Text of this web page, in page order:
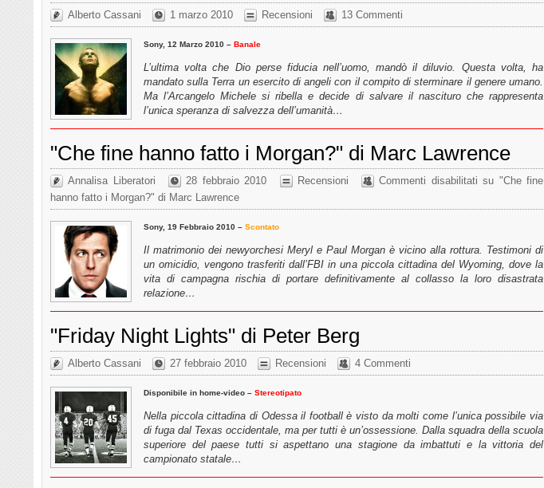
Alberto Cassani 1 marzo 2010 Recensioni 13 Commenti
Sony, 12 Marzo 2010 – Banale
L’ultima volta che Dio perse fiducia nell’uomo, mandò il diluvio. Questa volta, ha
mandato sulla Terra un esercito di angeli con il compito di sterminare il genere umano.
Ma l’Arcangelo Michele si ribella e decide di salvare il nascituro che rappresenta
l’unica speranza di salvezza dell’umanità…
"Che fine hanno fatto i Morgan?" di Marc Lawrence
Annalisa Liberatori 28 febbraio 2010 Recensioni Commenti disabilitati su "Che fine
hanno fatto i Morgan?" di Marc Lawrence
Sony, 19 Febbraio 2010 – Scontato
Il matrimonio dei newyorchesi Meryl e Paul Morgan è vicino alla rottura. Testimoni di
un omicidio, vengono trasferiti dall’FBI in una piccola cittadina del Wyoming, dove la
vita di campagna rischia di portare definitivamente al collasso la loro disastrata
relazione…
"Friday Night Lights" di Peter Berg
Alberto Cassani 27 febbraio 2010 Recensioni 4 Commenti
Disponibile in home-video – Stereotipato
Nella piccola cittadina di Odessa il football è visto da molti come l’unica possibile via
di fuga dal Texas occidentale, ma per tutti è un’ossessione. Dalla squadra della scuola
superiore del paese tutti si aspettano una stagione da imbattuti e la vittoria del
campionato statale…